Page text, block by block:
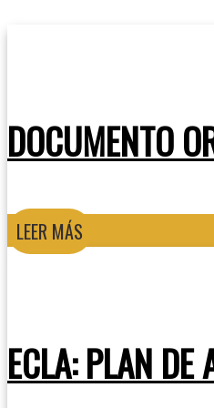
DOCUMENTO
LEER MÁS
ECLA: PLAN